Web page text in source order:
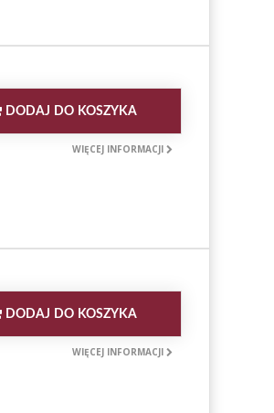
DODAJ DO KOSZYKA
WIĘCEJ INFORMACJI
DODAJ DO KOSZYKA
WIĘCEJ INFORMACJI